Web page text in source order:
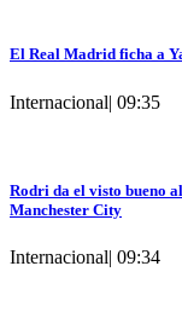
El Real Madrid ficha a
Internacional| 09:35
Rodri da el visto bueno
Manchester City
Internacional| 09:34